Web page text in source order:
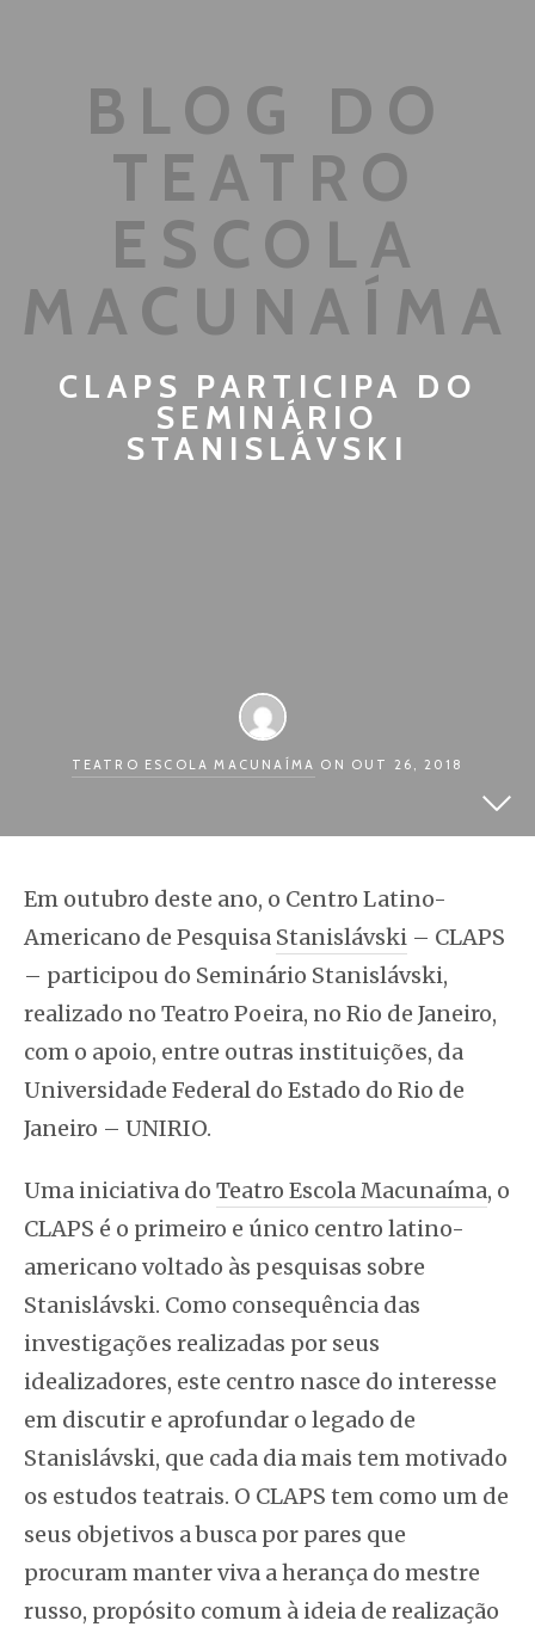
BLOG DO
TEATRO
ESCOLA
MACUNAÍMA
CLAPS PARTICIPA DO
SEMINÁRIO
STANISLÁVSKI
TEATRO ESCOLA MACUNAÍMA ON OUT 26, 2018
Em outubro deste ano, o Centro Latino-
Americano de Pesquisa Stanislávski – CLAPS
– participou do Seminário Stanislávski,
realizado no Teatro Poeira, no Rio de Janeiro,
com o apoio, entre outras instituições, da
Universidade Federal do Estado do Rio de
Janeiro – UNIRIO.
Uma iniciativa do Teatro Escola Macunaíma, o
CLAPS é o primeiro e único centro latino-
americano voltado às pesquisas sobre
Stanislávski. Como consequência das
investigações realizadas por seus
idealizadores, este centro nasce do interesse
em discutir e aprofundar o legado de
Stanislávski, que cada dia mais tem motivado
os estudos teatrais. O CLAPS tem como um de
seus objetivos a busca por pares que
procuram manter viva a herança do mestre
russo, propósito comum à ideia de realização